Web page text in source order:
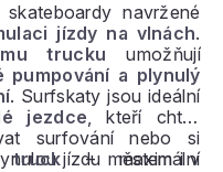
navržené
jízdy na vlnách.
trucku umožňují
pumpování a plynulý
. Surfskaty jsou ideální
jezdce, kteří chtějí
surfování nebo si
jízdu městem i v
truck– maximální